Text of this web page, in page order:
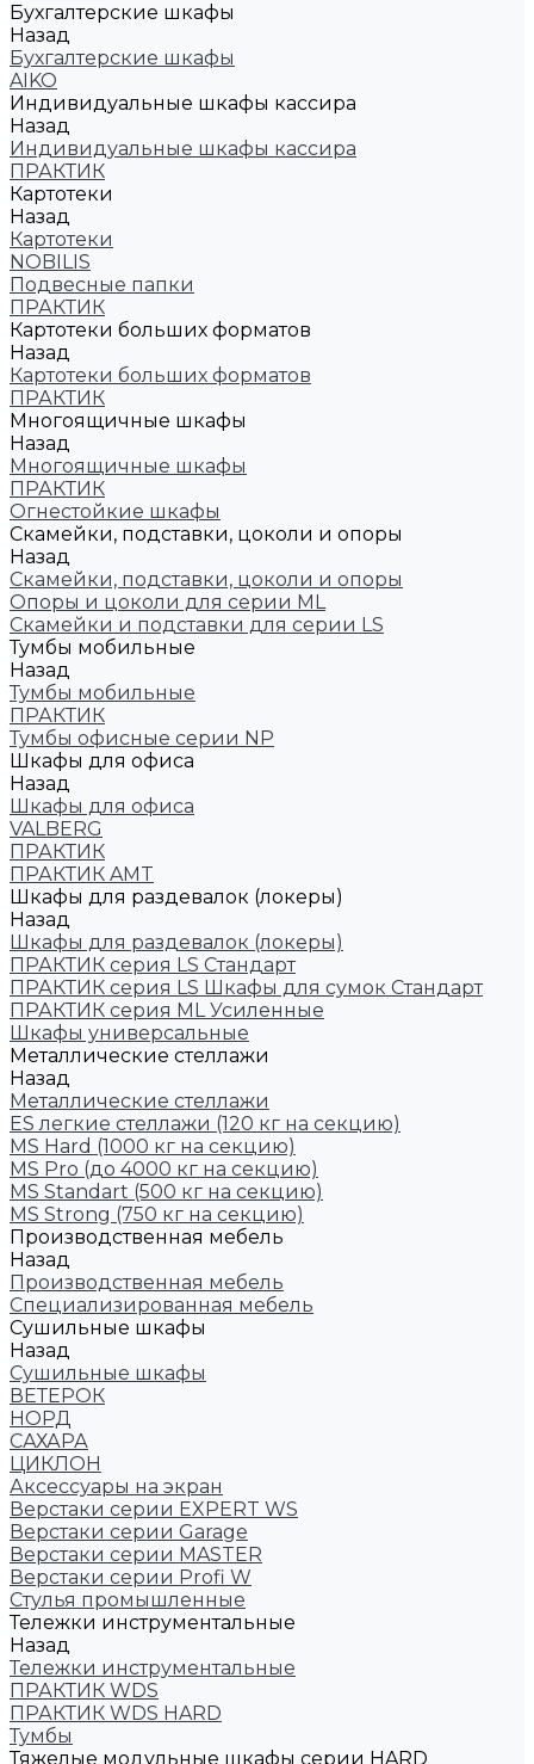
Бухгалтерские шкафы
Назад
Бухгалтерские шкафы
AIKO
Индивидуальные шкафы кассира
Назад
Индивидуальные шкафы кассира
ПРАКТИК
Картотеки
Назад
Картотеки
NOBILIS
Подвесные папки
ПРАКТИК
Картотеки больших форматов
Назад
Картотеки больших форматов
ПРАКТИК
Многоящичные шкафы
Назад
Многоящичные шкафы
ПРАКТИК
Огнестойкие шкафы
Скамейки, подставки, цоколи и опоры
Назад
Скамейки, подставки, цоколи и опоры
Опоры и цоколи для серии ML
Скамейки и подставки для серии LS
Тумбы мобильные
Назад
Тумбы мобильные
ПРАКТИК
Тумбы офисные серии NP
Шкафы для офиса
Назад
Шкафы для офиса
VALBERG
ПРАКТИК
ПРАКТИК AMT
Шкафы для раздевалок (локеры)
Назад
Шкафы для раздевалок (локеры)
ПРАКТИК cерия LS Стандарт
ПРАКТИК серия LS Шкафы для сумок Стандарт
ПРАКТИК серия ML Усиленные
Шкафы универсальные
Металлические стеллажи
Назад
Металлические стеллажи
ES легкие стеллажи (120 кг на секцию)
MS Hard (1000 кг на секцию)
MS Pro (до 4000 кг на секцию)
MS Standart (500 кг на секцию)
MS Strong (750 кг на секцию)
Производственная мебель
Назад
Производственная мебель
Cпециализированная мебель
Cушильные шкафы
Назад
Cушильные шкафы
ВЕТЕРОК
НОРД
САХАРА
ЦИКЛОН
Аксессуары на экран
Верстаки серии EXPERT WS
Верстаки серии Garage
Верстаки серии MASTER
Верстаки серии Profi W
Стулья промышленные
Тележки инструментальные
Назад
Тележки инструментальные
ПРАКТИК WDS
ПРАКТИК WDS HARD
Тумбы
Тяжелые модульные шкафы серии HARD